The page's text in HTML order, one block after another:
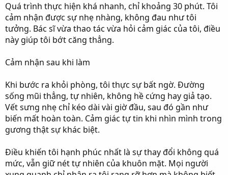
Quá trình thực hiện khá nhanh, chỉ khoảng 30 phút. Tôi
cảm nhận được sự nhẹ nhàng, không đau như tôi
tưởng. Bác sĩ vừa thao tác vừa hỏi cảm giác của tôi, điều
này giúp tôi bớt căng thẳng.
Cảm nhận sau khi làm
Khi bước ra khỏi phòng, tôi thực sự bất ngờ. Đường
sống mũi thẳng, tự nhiên, không hề cứng hay giả tạo.
Vết sưng nhẹ chỉ kéo dài vài giờ đầu, sau đó gần như
biến mất hoàn toàn. Cảm giác tự tin khi nhìn mình trong
gương thật sự khác biệt.
Điều khiến tôi hạnh phúc nhất là sự thay đổi không quá
mức, vẫn giữ nét tự nhiên của khuôn mặt. Mọi người